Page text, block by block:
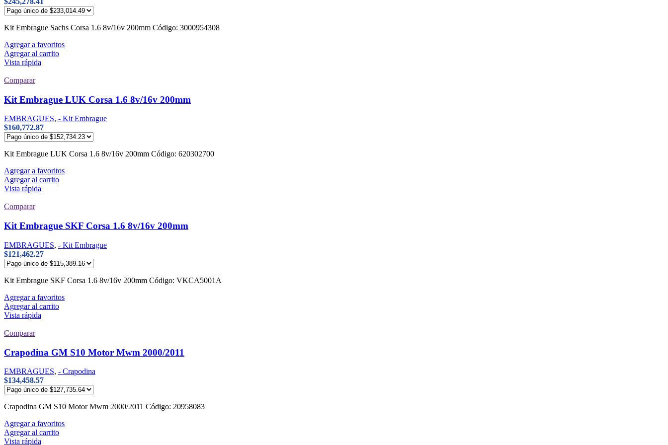
Kit Embrague Sachs Corsa 1.6 8v/16v 200mm Código: 3000954308
Agregar a favoritos
Agregar al carrito
Vista rápida
Comparar
Kit Embrague LUK Corsa 1.6 8v/16v 200mm
EMBRAGUES, - Kit Embrague
$160,772.87
Kit Embrague LUK Corsa 1.6 8v/16v 200mm Código: 620302700
Agregar a favoritos
Agregar al carrito
Vista rápida
Comparar
Kit Embrague SKF Corsa 1.6 8v/16v 200mm
EMBRAGUES, - Kit Embrague
$121,462.27
Kit Embrague SKF Corsa 1.6 8v/16v 200mm Código: VKCA5001A
Agregar a favoritos
Agregar al carrito
Vista rápida
Comparar
Crapodina GM S10 Motor Mwm 2000/2011
EMBRAGUES, - Crapodina
$134,458.57
Crapodina GM S10 Motor Mwm 2000/2011 Código: 20958083
Agregar a favoritos
Agregar al carrito
Vista rápida